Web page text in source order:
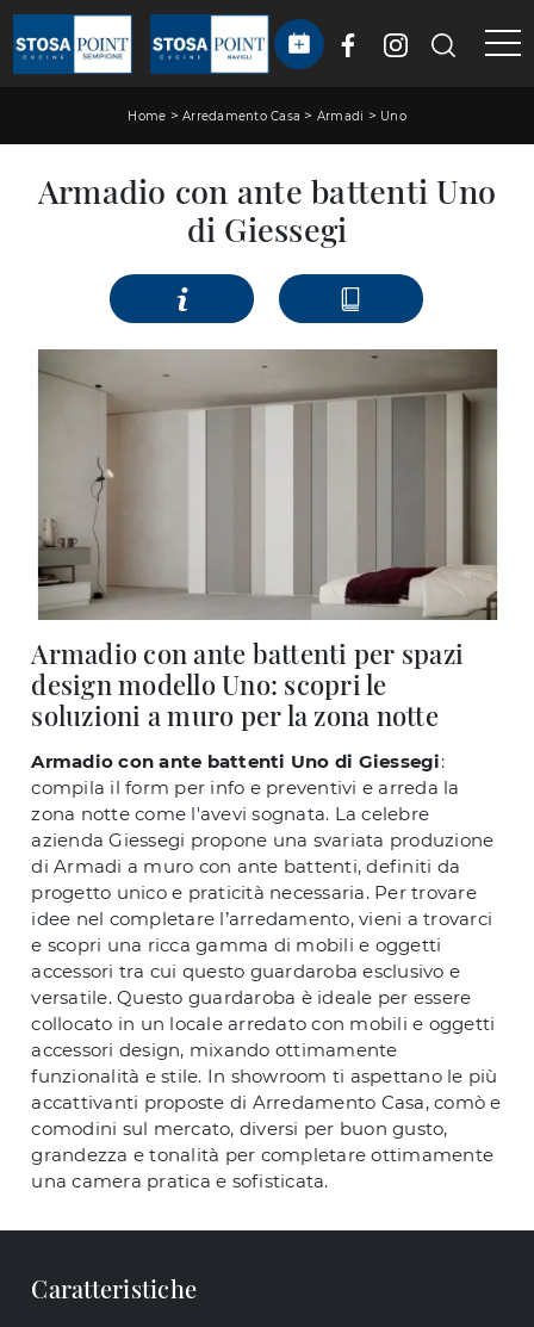
Home > Arredamento Casa > Armadi > Uno
Armadio con ante battenti Uno
di Giessegi
Armadio con ante battenti per spazi
design modello Uno: scopri le
soluzioni a muro per la zona notte
Armadio con ante battenti Uno di Giessegi:
compila il form per info e preventivi e arreda la
zona notte come l'avevi sognata. La celebre
azienda Giessegi propone una svariata produzione
di Armadi a muro con ante battenti, definiti da
progetto unico e praticità necessaria. Per trovare
idee nel completare l’arredamento, vieni a trovarci
e scopri una ricca gamma di mobili e oggetti
accessori tra cui questo guardaroba esclusivo e
versatile. Questo guardaroba è ideale per essere
collocato in un locale arredato con mobili e oggetti
accessori design, mixando ottimamente
funzionalità e stile. In showroom ti aspettano le più
accattivanti proposte di Arredamento Casa, comò e
comodini sul mercato, diversi per buon gusto,
grandezza e tonalità per completare ottimamente
una camera pratica e sofisticata.
Caratteristiche